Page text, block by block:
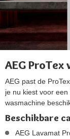
AEG
AEG past de
je nu kiest voor
wasmachine
Beschikbare
AEG Lavamat